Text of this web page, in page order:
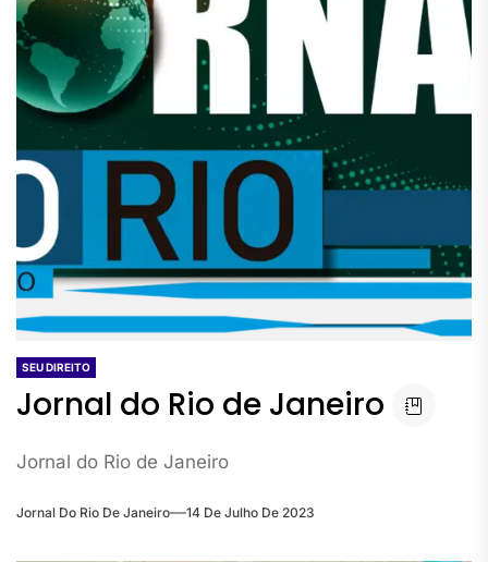
SEU DIREITO
Jornal do Rio de Janeiro
Jornal do Rio de Janeiro
Jornal Do Rio De Janeiro 14 De Julho De 2023